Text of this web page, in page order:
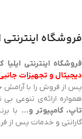
فروشگاه اینترنتی
فروشگاه اینترنتی ایلیا
دیجیتال و تجهیزات
پس از فروش را با آرامش
همواره ارائه‌ی تنوعی بی
تاپ، کامپیوتر و… با
گارانتی و خدمات پس از